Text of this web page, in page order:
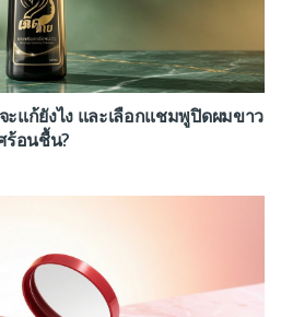
แก้ยังไง และเลือกแชมพูปิดผมขาว
ร้อนชื้น?